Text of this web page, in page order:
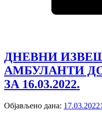
ДНЕВНИ
АМБУЛАНTИ
ЗА 16.03.2022.
Објављено дана: 17.03.2022